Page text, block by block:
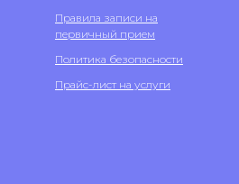
Правила записи на
первичный прием
Политика безопасности
Прайс-лист на услуги